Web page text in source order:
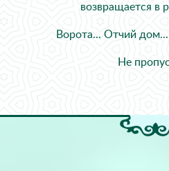
возвращается в
Ворота... Отчий
Не